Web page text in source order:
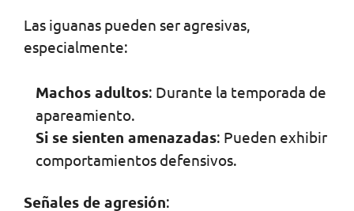
Las iguanas pueden ser agresivas,
especialmente:
Machos adultos: Durante la temporada de
apareamiento.
Si se sienten amenazadas: Pueden exhibir
comportamientos defensivos.
Señales de agresión: